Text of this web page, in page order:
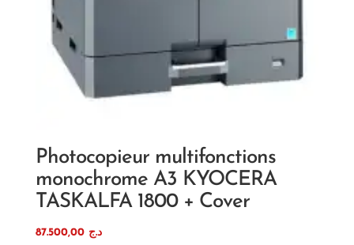
Photocopieur multifonctions
monochrome A3 KYOCERA
TASKALFA 1800 + Cover
د.ج 87.500,00